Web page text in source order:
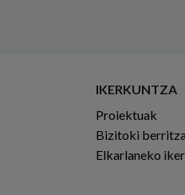
IKERKUNTZA
Proiektuak
Bizitoki
Elkarlaneko